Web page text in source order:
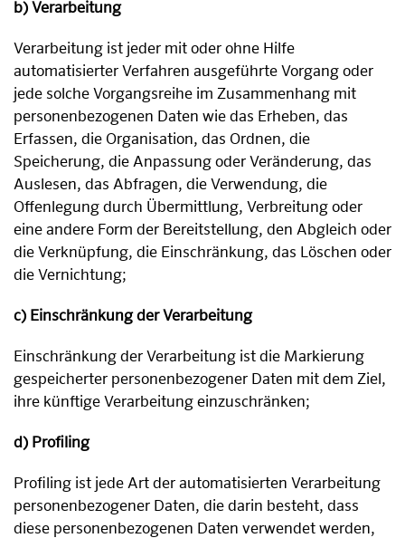
b) Verarbeitung
Verarbeitung ist jeder mit oder ohne Hilfe
automatisierter Verfahren ausgeführte Vorgang oder
jede solche Vorgangsreihe im Zusammenhang mit
personenbezogenen Daten wie das Erheben, das
Erfassen, die Organisation, das Ordnen, die
Speicherung, die Anpassung oder Veränderung, das
Auslesen, das Abfragen, die Verwendung, die
Offenlegung durch Übermittlung, Verbreitung oder
eine andere Form der Bereitstellung, den Abgleich oder
die Verknüpfung, die Einschränkung, das Löschen oder
die Vernichtung;
c) Einschränkung der Verarbeitung
Einschränkung der Verarbeitung ist die Markierung
gespeicherter personenbezogener Daten mit dem Ziel,
ihre künftige Verarbeitung einzuschränken;
d) Profiling
Profiling ist jede Art der automatisierten Verarbeitung
personenbezogener Daten, die darin besteht, dass
diese personenbezogenen Daten verwendet werden,